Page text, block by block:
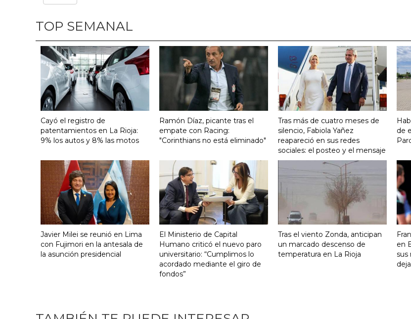
TOP SEMANAL
Cayó el registro de
patentamientos en La Rioja:
9% los autos y 8% las motos
Ramón Díaz, picante tras el
empate con Racing:
"Corinthians no está eliminado"
Tras más de cuatro meses de
silencio, Fabiola Yañez
reapareció en sus redes
sociales: el posteo y el mensaje
de
Javier Milei se reunió en Lima
con Fujimori en la antesala de
la asunción presidencial
El Ministerio de Capital
Humano criticó el nuevo paro
universitario: “Cumplimos lo
acordado mediante el giro de
fondos”
Tras el viento Zonda, anticipan
un marcado descenso de
temperatura en La Rioja
en
sus